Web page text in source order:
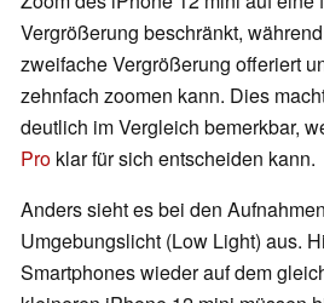
Vergrößerung beschränkt,
zweifache Vergrößerung offeriert
zehnfach zoomen kann. Dies
deutlich im Vergleich bemerkbar,
Pro klar für sich entscheiden kann.
Anders sieht es bei den
Umgebungslicht (Low Light) aus.
Smartphones wieder auf dem